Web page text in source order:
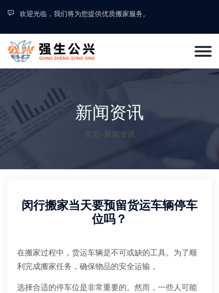
欢迎光临，我们将为您提供优质搬家服务。
新闻资讯
首页>新闻资讯
闵行搬家当天要预留货运车辆停车
位吗？
在搬家过程中，货运车辆是不可或缺的工具。为了顺
利完成搬家任务，确保物品的安全运输，
选择合适的停车位是非常重要的。然而，一些人可能